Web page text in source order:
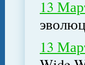
13
13